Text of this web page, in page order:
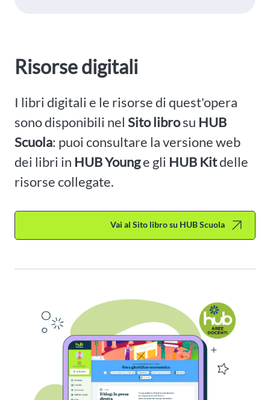
Risorse digitali
I libri digitali e le risorse di quest'opera
sono disponibili nel Sito librosu HUB
Scuola: puoi consultare la versione web
dei libri in HUB Younge gli HUB Kitdelle
risorse collegate.
Vai al Sito libro su HUB Scuola